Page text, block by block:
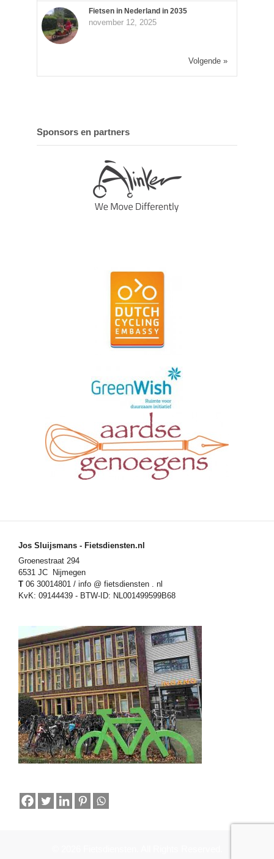
Fietsen in Nederland in 2035
november 12, 2025
Volgende »
Sponsors en partners
Jos Sluijsmans - Fietsdiensten.nl
Groenestraat 294
6531 JC Nijmegen
T 06 30014801 / info @ fietsdiensten . nl
KvK: 09144439 - BTW-ID: NL001499599B68